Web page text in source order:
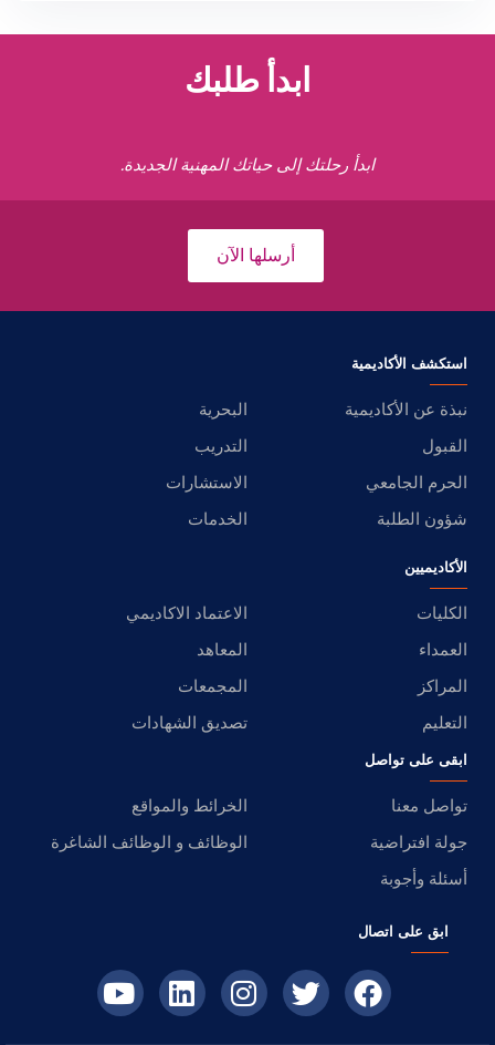
ابدأ طلبك
ابدأ رحلتك إلى حياتك المهنية الجديدة.
أرسلها الآن
استكشف الأكاديمية
نبذة عن الأكاديمية
البحرية
القبول
التدريب
الحرم الجامعي
الاستشارات
شؤون الطلبة
الخدمات
الأكاديميين
الكليات
الاعتماد الاكاديمي
العمداء
المعاهد
المراكز
المجمعات
التعليم
تصديق الشهادات
ابقى على تواصل
تواصل معنا
الخرائط والمواقع
جولة افتراضية
الوظائف و الوظائف الشاغرة
أسئلة وأجوبة
ابق على اتصال